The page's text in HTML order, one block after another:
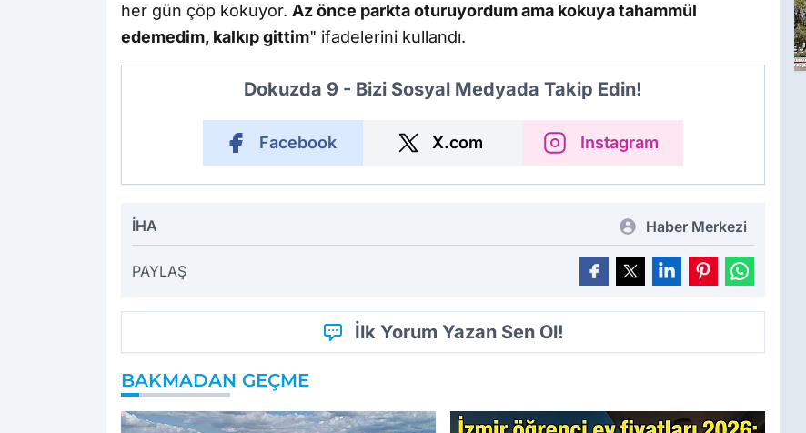
her gün çöp kokuyor. Az önce parkta oturuyordum ama kokuya tahammül
edemedim, kalkıp gittim" ifadelerini kullandı.
Dokuzda 9 - Bizi Sosyal Medyada Takip Edin!
Facebook X.com Instagram
İHA Haber Merkezi
PAYLAŞ
İlk Yorum Yazan Sen Ol!
BAKMADAN GEÇME